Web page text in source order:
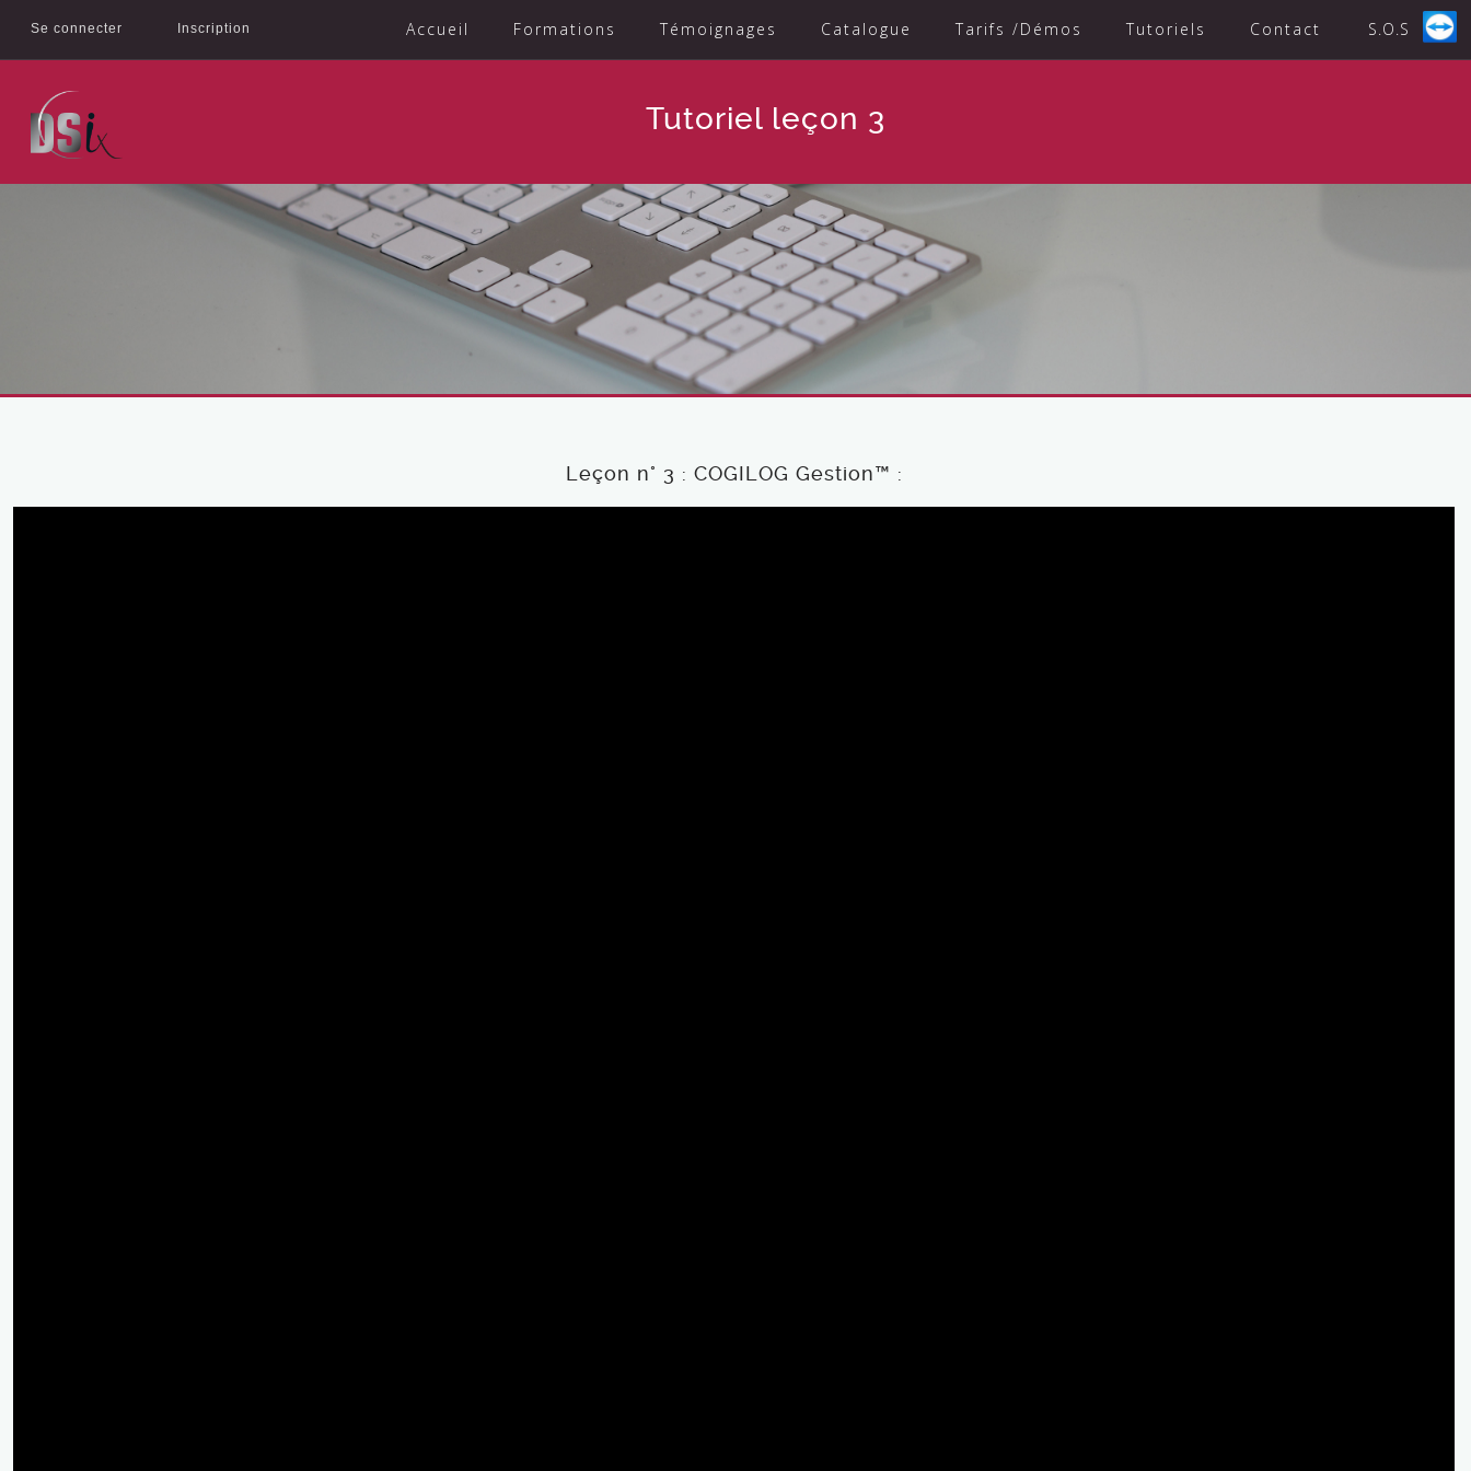
Accueil Formations Témoignages Catalogue Tarifs /Démos Tutoriels Contact S.O.S
Se connecter Inscription
Tutoriel leçon 3
Leçon n° 3 : COGILOG Gestion™ :